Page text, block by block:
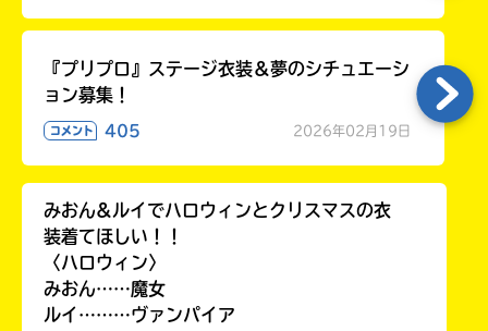
『プリプロ』ステージ衣装＆夢のシチュエーシ
ョン募集！
コメント 405 2026年02月19日
みおん&ルイでハロウィンとクリスマスの衣
装着てほしい！！
〈ハロウィン〉
みおん……魔女
ルイ………ヴァンパイア